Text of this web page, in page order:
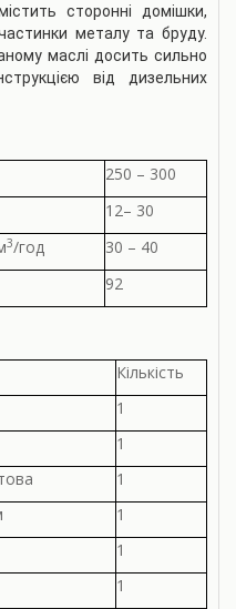
сторонні домішки,
металу та бруду.
маслі досить сильно
від дизельних
250 – 300
12– 30
3/год
30 – 40
92
Кількість
1
1
1
1
1
1